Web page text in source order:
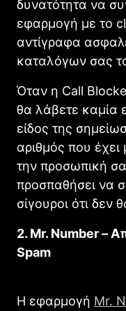
δυνατότητα να
εφαρμογή με το
αντίγραφα
καταλόγων σας
Όταν η Call
θα λάβετε καμία
είδος της
αριθμός που έχει
την προσωπική
προσπαθήσει να
σίγουροι ότι δεν
2. Mr. Number –
Spam
Η εφαρμογή Mr.